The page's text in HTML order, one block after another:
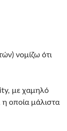
νομίζω ότι
με χαμηλό
η οποία μάλιστα